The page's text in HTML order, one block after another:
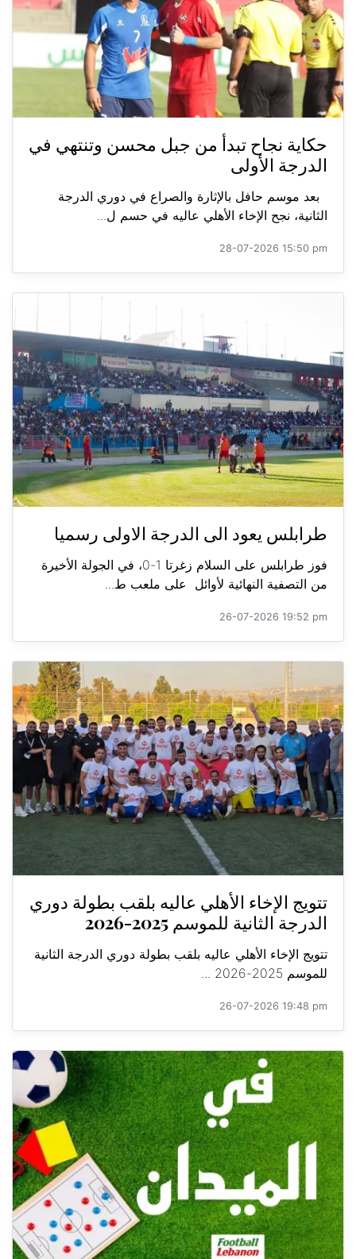
حكاية نجاح تبدأ من جبل محسن وتنتهي في
الدرجة الأولى
بعد موسم حافل بالإثارة والصراع في دوري الدرجة
الثانية، نجح الإخاء الأهلي عاليه في حسم ل...
28-07-2026 15:50 pm
طرابلس يعود الى الدرجة الاولى رسميا
فوز طرابلس على السلام زغرتا 1-0، في الجولة الأخيرة
من التصفية النهائية لأوائل على ملعب ط...
26-07-2026 19:52 pm
تتويج الإخاء الأهلي عاليه بلقب بطولة دوري
الدرجة الثانية للموسم 2025-2026
تتويج الإخاء الأهلي عاليه بلقب بطولة دوري الدرجة الثانية
للموسم 2025-2026 ...
26-07-2026 19:48 pm